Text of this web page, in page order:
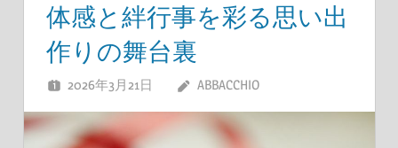
体感と絆行事を彩る思い出
作りの舞台裏
2026年3月21日 ABBACCHIO